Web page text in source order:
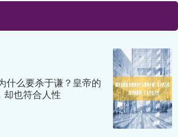
什么要杀于谦？皇帝的
却也符合人性